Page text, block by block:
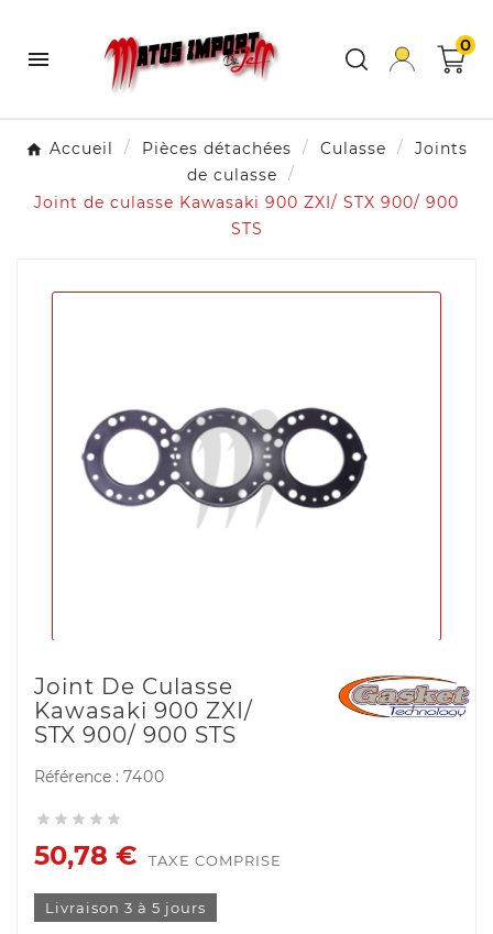

0
Accueil Pièces détachées Culasse
Joints
de culasse
Joint de culasse Kawasaki 900 ZXI/ STX 900/ 900
STS
Joint De Culasse
Kawasaki 900 ZXI/
STX 900/ 900 STS
Référence : 7400
    
50,78 € TAXE COMPRISE
Livraison 3 à 5 jours